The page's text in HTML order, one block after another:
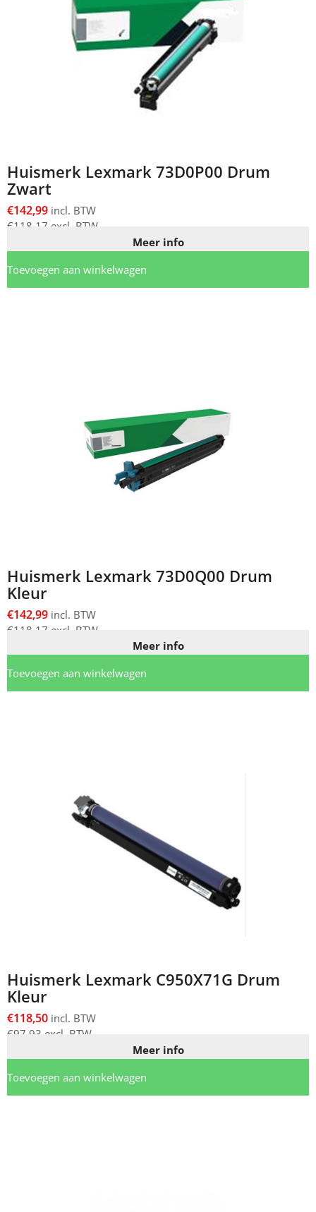
Huismerk Lexmark 73D0P00 Drum
Zwart
€142,99 incl. BTW
€118,17 excl. BTW
Meer info
Toevoegen aan winkelwagen
Huismerk Lexmark 73D0Q00 Drum
Kleur
€142,99 incl. BTW
€118,17 excl. BTW
Meer info
Toevoegen aan winkelwagen
Huismerk Lexmark C950X71G Drum
Kleur
€118,50 incl. BTW
€97,93 excl. BTW
Meer info
Toevoegen aan winkelwagen